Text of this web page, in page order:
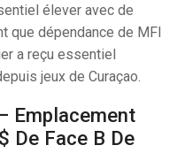
élever avec de
que dépendance de MFI
a reçu essentiel
jeux de Curaçao.
Emplacement
De Face B De